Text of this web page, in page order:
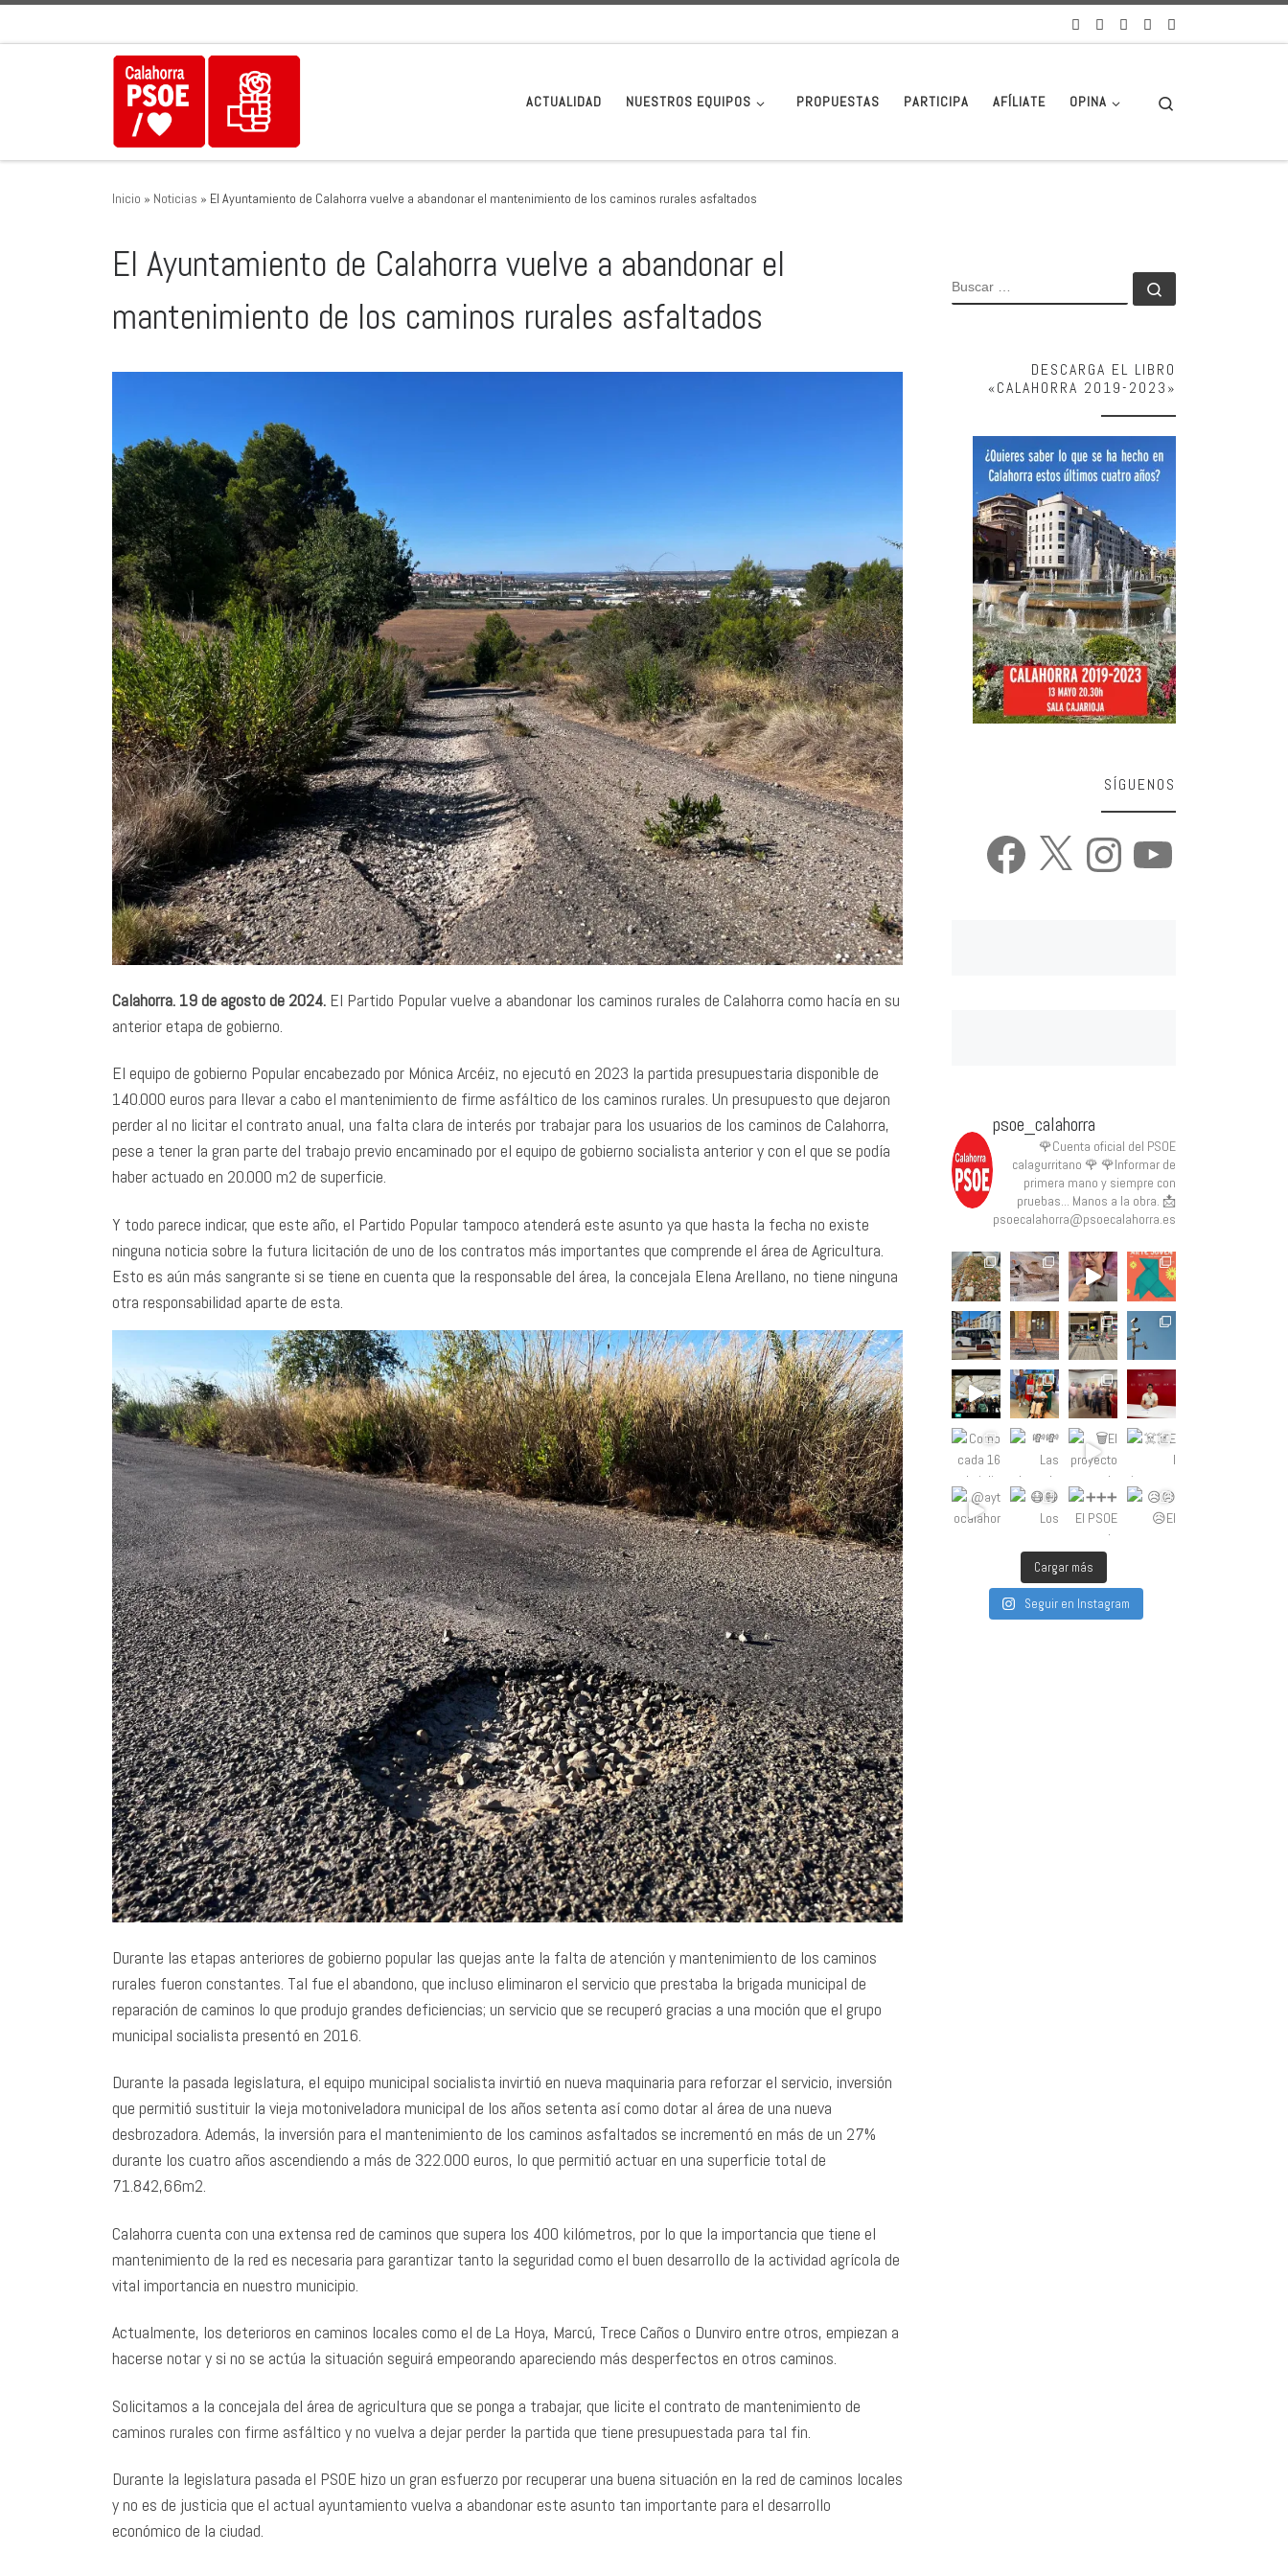
ACTUALIDAD NUESTROS EQUIPOS PROPUESTAS PARTICIPA AFÍLIATE OPINA
Inicio » Noticias » El Ayuntamiento de Calahorra vuelve a abandonar el mantenimiento de los caminos rurales asfaltados
El Ayuntamiento de Calahorra vuelve a abandonar el
mantenimiento de los caminos rurales asfaltados
Calahorra. 19 de agosto de 2024. El Partido Popular vuelve a abandonar los caminos rurales de Calahorra como hacía en su
anterior etapa de gobierno.
El equipo de gobierno Popular encabezado por Mónica Arcéiz, no ejecutó en 2023 la partida presupuestaria disponible de
140.000 euros para llevar a cabo el mantenimiento de firme asfáltico de los caminos rurales. Un presupuesto que dejaron
perder al no licitar el contrato anual, una falta clara de interés por trabajar para los usuarios de los caminos de Calahorra,
pese a tener la gran parte del trabajo previo encaminado por el equipo de gobierno socialista anterior y con el que se podía
haber actuado en 20.000 m2 de superficie.
Y todo parece indicar, que este año, el Partido Popular tampoco atenderá este asunto ya que hasta la fecha no existe
ninguna noticia sobre la futura licitación de uno de los contratos más importantes que comprende el área de Agricultura.
Esto es aún más sangrante si se tiene en cuenta que la responsable del área, la concejala Elena Arellano, no tiene ninguna
otra responsabilidad aparte de esta.
Durante las etapas anteriores de gobierno popular las quejas ante la falta de atención y mantenimiento de los caminos
rurales fueron constantes. Tal fue el abandono, que incluso eliminaron el servicio que prestaba la brigada municipal de
reparación de caminos lo que produjo grandes deficiencias; un servicio que se recuperó gracias a una moción que el grupo
municipal socialista presentó en 2016.
Durante la pasada legislatura, el equipo municipal socialista invirtió en nueva maquinaria para reforzar el servicio, inversión
que permitió sustituir la vieja motoniveladora municipal de los años setenta así como dotar al área de una nueva
desbrozadora. Además, la inversión para el mantenimiento de los caminos asfaltados se incrementó en más de un 27%
durante los cuatro años ascendiendo a más de 322.000 euros, lo que permitió actuar en una superficie total de
71.842,66m2.
Calahorra cuenta con una extensa red de caminos que supera los 400 kilómetros, por lo que la importancia que tiene el
mantenimiento de la red es necesaria para garantizar tanto la seguridad como el buen desarrollo de la actividad agrícola de
vital importancia en nuestro municipio.
Actualmente, los deterioros en caminos locales como el de La Hoya, Marcú, Trece Caños o Dunviro entre otros, empiezan a
hacerse notar y si no se actúa la situación seguirá empeorando apareciendo más desperfectos en otros caminos.
Solicitamos a la concejala del área de agricultura que se ponga a trabajar, que licite el contrato de mantenimiento de
caminos rurales con firme asfáltico y no vuelva a dejar perder la partida que tiene presupuestada para tal fin.
Durante la legislatura pasada el PSOE hizo un gran esfuerzo por recuperar una buena situación en la red de caminos locales
y no es de justicia que el actual ayuntamiento vuelva a abandonar este asunto tan importante para el desarrollo
económico de la ciudad.
BUSCAR
DESCARGA EL LIBRO
«CALAHORRA 2019-2023»
SÍGUENOS
Facebook Instagram YouTube
psoe_calahorra
🌹Cuenta oficial del PSOE
calagurritano 🌹 🌹Informar de
primera mano y siempre con
pruebas... Manos a la obra. 📩
psoecalahorra@psoecalahorra.es
Cargar más
Seguir en Instagram